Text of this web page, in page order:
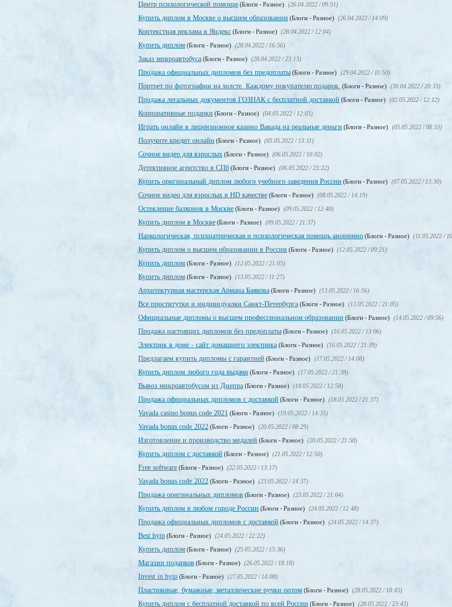
Центр психологической помощи (Блоги - Разное) (26.04.2022 / 09:51)
Купить диплом в Москве о высшем образовании (Блоги - Разное) (26.04.2022 / 14:09)
Контекстная реклама в Яндекс (Блоги - Разное) (28.04.2022 / 12:04)
Купить диплом (Блоги - Разное) (28.04.2022 / 16:56)
Заказ микроавтобуса (Блоги - Разное) (28.04.2022 / 23:13)
Продажа официальных дипломов без предоплаты (Блоги - Разное) (29.04.2022 / 11:50)
Портрет по фотографии на холсте. Каждому покупателю подарок. (Блоги - Разное) (30.04.2022 / 20:33)
Продажа легальных документов ГОЗНАК с бесплатной доставкой (Блоги - Разное) (02.05.2022 / 12:12)
Корпоративные подарки (Блоги - Разное) (04.05.2022 / 12:03)
Играть онлайн в лицензионное казино Вавада на реальные деньги (Блоги - Разное) (05.05.2022 / 08:33)
Получите кредит онлайн (Блоги - Разное) (05.05.2022 / 13:11)
Сочное видео для взрослых (Блоги - Разное) (06.05.2022 / 10:02)
Детективное агентство в СПб (Блоги - Разное) (06.05.2022 / 23:22)
Купить оригинальный диплом любого учебного заведения России (Блоги - Разное) (07.05.2022 / 13:30)
Сочное видео для взрослых в HD качестве (Блоги - Разное) (08.05.2022 / 14:19)
Остекление балконов в Москве (Блоги - Разное) (09.05.2022 / 12:40)
Купить диплом в Москве (Блоги - Разное) (09.05.2022 / 21:37)
Наркологическая, психиатрическая и психологическая помощь анонимно (Блоги - Разное) (11.05.2022 /
Купить диплом о высшем образовании в России (Блоги - Разное) (12.05.2022 / 09:21)
Купить диплом (Блоги - Разное) (12.05.2022 / 21:05)
Купить диплом (Блоги - Разное) (13.05.2022 / 11:27)
Архитектурная мастерская Армана Баякова (Блоги - Разное) (13.05.2022 / 16:56)
Все проститутки и индивидуалки Санкт-Петербурга (Блоги - Разное) (13.05.2022 / 21:05)
Официальные дипломы о высшем профессиональном образовании (Блоги - Разное) (14.05.2022 / 09:56)
Продажа настоящих дипломов без предоплаты (Блоги - Разное) (16.05.2022 / 13:06)
Электрик в доме - сайт домашнего электрика (Блоги - Разное) (16.05.2022 / 21:39)
Предлагаем купить дипломы с гарантией (Блоги - Разное) (17.05.2022 / 14:08)
Купить диплом любого года выдачи (Блоги - Разное) (17.05.2022 / 21:38)
Вывоз микроавтобусом из Днепра (Блоги - Разное) (18.05.2022 / 12:58)
Продажа официальных дипломов с доставкой (Блоги - Разное) (18.05.2022 / 21:37)
Vavada casino bonus code 2021 (Блоги - Разное) (19.05.2022 / 14:35)
Vavada bonus code 2022 (Блоги - Разное) (20.05.2022 / 08:29)
Изготовление и производство медалей (Блоги - Разное) (20.05.2022 / 21:58)
Купить диплом с доставкой (Блоги - Разное) (21.05.2022 / 12:50)
Free software (Блоги - Разное) (22.05.2022 / 13:17)
Vavada bonus code 2022 (Блоги - Разное) (23.05.2022 / 14:37)
Продажа оригинальных дипломов (Блоги - Разное) (23.05.2022 / 21:04)
Купить диплом в любом городе России (Блоги - Разное) (24.05.2022 / 12:48)
Продажа официальных дипломов с доставкой (Блоги - Разное) (24.05.2022 / 14:37)
Best hyip (Блоги - Разное) (24.05.2022 / 22:22)
Купить диплом (Блоги - Разное) (25.05.2022 / 15:36)
Магазин подарков (Блоги - Разное) (26.05.2022 / 18:18)
Invest in hyip (Блоги - Разное) (27.05.2022 / 14:08)
Пластиковые, бумажные, металлические ручки оптом (Блоги - Разное) (28.05.2022 / 10:45)
Купить диплом с бесплатной доставкой по всей России (Блоги - Разное) (28.05.2022 / 23:43)